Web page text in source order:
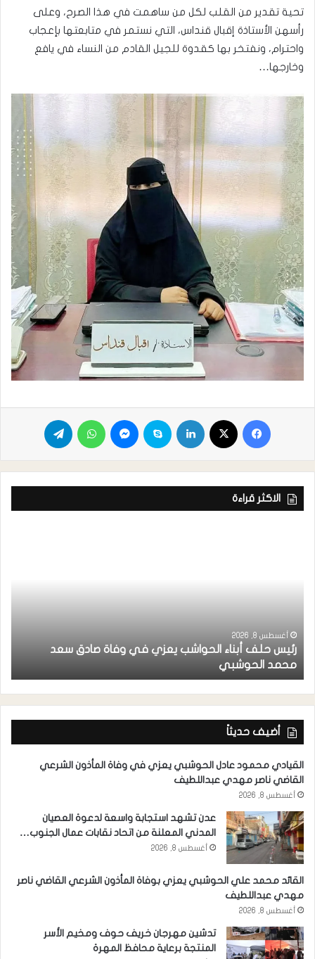
تحية تقدير من القلب لكل من ساهمت في هذا الصرح، وعلى
رأسهن الأستاذة إقبال قنداس، التي نستمر في متابعتها بإعجاب
واحترام، ونفتخر بها كقدوة للجيل القادم من النساء في يافع
وخارجها…
الاكثر قراءة
أغسطس 8, 2026
رئيس حلف أبناء الحواشب يعزي في وفاة صادق سعد
محمد الحوشبي
أضيف حديثاً
القيادي محمود عادل الحوشبي يعزي في وفاة المأذون الشرعي
القاضي ناصر مهدي عبداللطيف
أغسطس 8, 2026
عدن تشهد استجابة واسعة لدعوة العصيان
المدني المعلنة من اتحاد نقابات عمال الجنوب…
أغسطس 8, 2026
القائد محمد علي الحوشبي يعزي بوفاة المأذون الشرعي القاضي ناصر
مهدي عبداللطيف
أغسطس 8, 2026
تدشين مهرجان خريف حوف ومخيم الأسر
المنتجة برعاية محافظ المهرة